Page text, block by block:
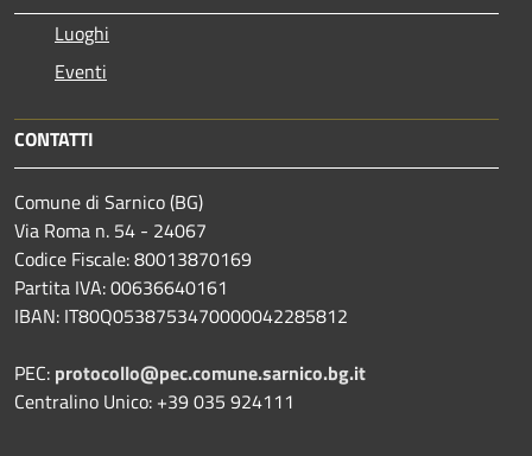
Luoghi
Eventi
CONTATTI
Comune di Sarnico (BG)
Via Roma n. 54 - 24067
Codice Fiscale: 80013870169
Partita IVA: 00636640161
IBAN: IT80Q0538753470000042285812
PEC: protocollo@pec.comune.sarnico.bg.it
Centralino Unico: +39 035 924111